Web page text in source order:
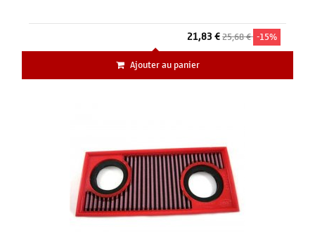
21,83 €25,68 € -15%
Ajouter au panier